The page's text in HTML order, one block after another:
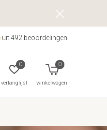
verlanglijst
0
winkelwagen
0
uit 492 beoordelingen